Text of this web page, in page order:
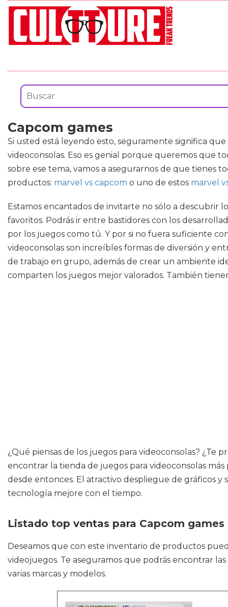
Capcom games
Si usted está leyendo esto, seguramente significa
videoconsolas. Eso es genial porque queremos que
sobre ese tema, vamos a asegurarnos de que tienes
productos: marvel vs capcom o uno de estos marvel
Estamos encantados de invitarte no sólo a descubrir
favoritos. Podrás ir entre bastidores con los
por los juegos como tú. Y por si no fuera suficiente
videoconsolas son increíbles formas de diversión y
de trabajo en grupo, además de crear un ambiente
comparten los juegos mejor valorados. También
¿Qué piensas de los juegos para videoconsolas?
encontrar la tienda de juegos para videoconsolas
desde entonces. El atractivo despliegue de gráficos
tecnología mejore con el tiempo.
Listado top ventas para Capcom games
Deseamos que con este inventario de productos
videojuegos. Te aseguramos que podrás encontrar
varias marcas y modelos.